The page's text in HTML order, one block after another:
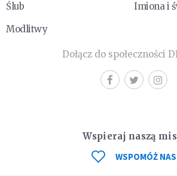
Ślub
Imiona i
Modlitwy
Dołącz do społeczności
Wspieraj naszą
WSPOMÓŻ NAS